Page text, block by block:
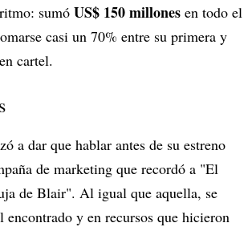
sumó US$ 150 millones en todo el
casi un 70% entre su primera y
cartel.
a dar que hablar antes de su estreno
de marketing que recordó a "El
de Blair". Al igual que aquella, se
encontrado y en recursos que hicieron